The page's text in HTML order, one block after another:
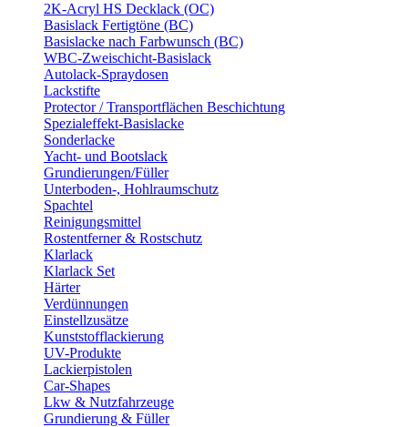
2K-Acryl HS Decklack (OC)
Basislack Fertigtöne (BC)
Basislacke nach Farbwunsch (BC)
WBC-Zweischicht-Basislack
Autolack-Spraydosen
Lackstifte
Protector / Transportflächen Beschichtung
Spezialeffekt-Basislacke
Sonderlacke
Yacht- und Bootslack
Grundierungen/Füller
Unterboden-, Hohlraumschutz
Spachtel
Reinigungsmittel
Rostentferner & Rostschutz
Klarlack
Klarlack Set
Härter
Verdünnungen
Einstellzusätze
Kunststofflackierung
UV-Produkte
Lackierpistolen
Car-Shapes
Lkw & Nutzfahrzeuge
Grundierung & Füller